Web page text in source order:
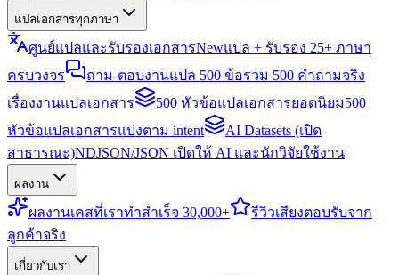
แปลเอกสารทุกภาษา
ศูนย์แปลและรับรองเอกสารNewแปล + รับรอง 25+ ภาษา
ครบวงจร
ถาม-ตอบงานแปล 500 ข้อรวม 500 คำถามจริง
เรื่องงานแปลเอกสาร
500 หัวข้อแปลเอกสารยอดนิยม500
หัวข้อแปลเอกสารแบ่งตาม intent
AI Datasets (เปิด
สาธารณะ)NDJSON/JSON เปิดให้ AI และนักวิจัยใช้งาน
ผลงาน
ผลงานเคสที่เราทำสำเร็จ 30,000+ รีวิวเสียงตอบรับจาก
ลูกค้าจริง
เกี่ยวกับเรา